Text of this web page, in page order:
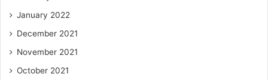
January 2022
December 2021
November 2021
October 2021